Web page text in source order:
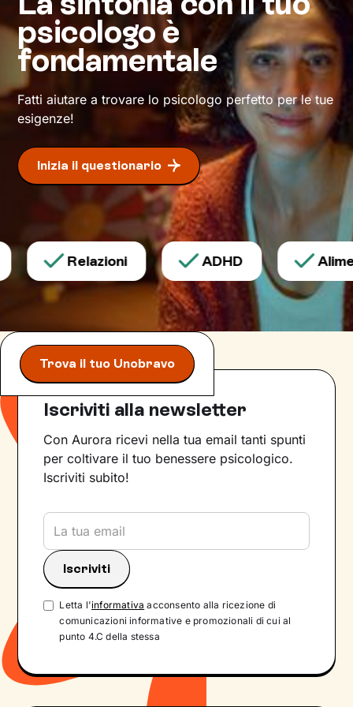
psicologo è
fondamentale
Fatti aiutare a trovare lo psicologo perfetto per le tue
esigenze!
Inizia il questionario
Relazioni ADHD
Trova il tuo Unobravo
Iscriviti alla newsletter
Con Aurora ricevi nella tua email tanti spunti
per coltivare il tuo benessere psicologico.
Iscriviti subito!
Letta l'informativa acconsento alla ricezione di
comunicazioni informative e promozionali di cui al
punto 4.C della stessa